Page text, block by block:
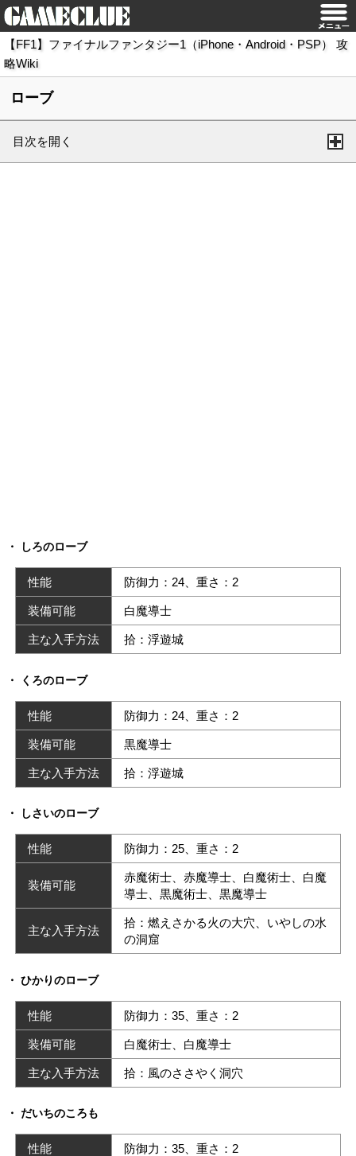
【FF1】ファイナルファンタジー1（iPhone・Android・PSP） 攻
略Wiki
ローブ
目次を開く
しろのローブ
性能 防御力：24、重さ：2
装備可能 白魔導士
主な入手方法 拾：浮遊城
くろのローブ
性能 防御力：24、重さ：2
装備可能 黒魔導士
主な入手方法 拾：浮遊城
しさいのローブ
性能 防御力：25、重さ：2
装備可能
赤魔術士、赤魔導士、白魔術士、白魔
導士、黒魔術士、黒魔導士
主な入手方法
拾：燃えさかる火の大穴、いやしの水
の洞窟
ひかりのローブ
性能 防御力：35、重さ：2
装備可能 白魔術士、白魔導士
主な入手方法 拾：風のささやく洞穴
だいちのころも
性能 防御力：35、重さ：2